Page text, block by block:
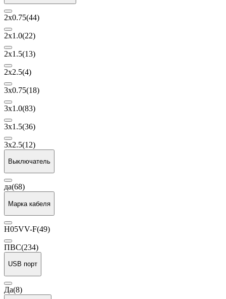
2х0.75(44)
2х1.0(22)
2х1.5(13)
2х2.5(4)
3х0.75(18)
3x1.0(83)
3x1.5(36)
3x2.5(12)
Выключатель
да(68)
Марка кабеля
H05VV-F(49)
ПВС(234)
USB порт
Да(8)